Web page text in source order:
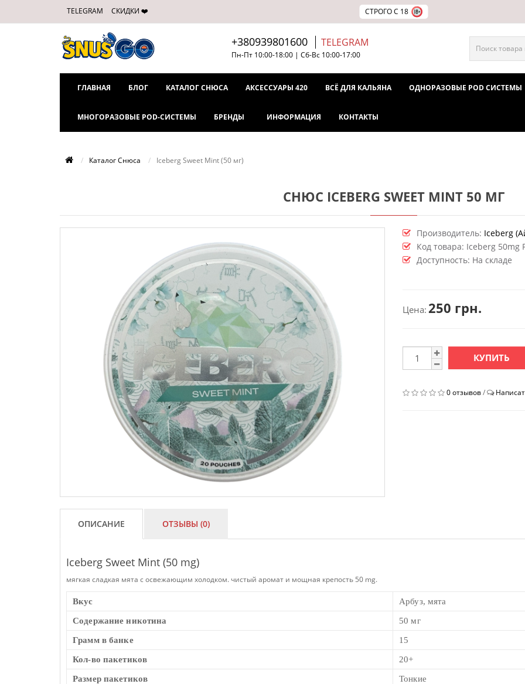
TELEGRAM СКИДКИ ❤️ СТРОГО С 18
+380939801600 TELEGRAM
Пн-Пт 10:00-18:00 | Сб-Вс 10:00-17:00
ГЛАВНАЯ БЛОГ КАТАЛОГ СНЮСА АКСЕССУАРЫ 420 ВСЁ ДЛЯ КАЛЬЯНА ОДНОРАЗОВЫЕ POD СИСТЕМЫ
МНОГОРАЗОВЫЕ POD-СИСТЕМЫ БРЕНДЫ ИНФОРМАЦИЯ КОНТАКТЫ
Каталог Снюса Iceberg Sweet Mint (50 мг)
СНЮС ICEBERG SWEET MINT 50 МГ
Производитель: Iceberg
Код товара: Iceberg 50mg
Доступность: На складе
Цена: 250 грн.
КУПИТЬ
0 отзывов/
ОПИСАНИЕ ОТЗЫВЫ (0)
Iceberg Sweet Mint (50 mg)
мягкая сладкая мята с освежающим холодком. чистый аромат и мощная крепость 50 mg.
Вкус Арбуз, мята
Cодержание никотина 50 мг
Грамм в банке 15
Кол-во пакетиков 20+
Размер пакетиков Тонкие